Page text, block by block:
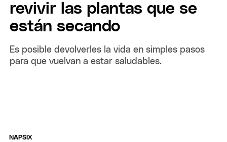
revivir las plantas que se
están secando
Es posible devolverles la vida en simples pasos
para que vuelvan a estar saludables.
NAPSIX